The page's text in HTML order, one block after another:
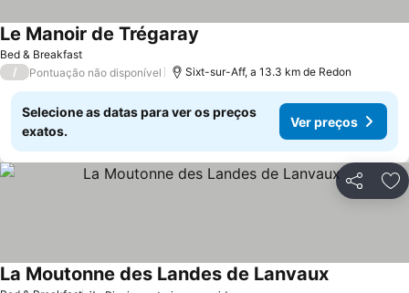
Bed & Breakfast
Le Manoir de Trégaray
/ Pontuação não disponível Sixt-sur-Aff, a 13.3 km de Redon
Selecione as datas para ver os preços
exatos.
Ver preços
Partilhar
La Moutonne des Landes de Lanvaux